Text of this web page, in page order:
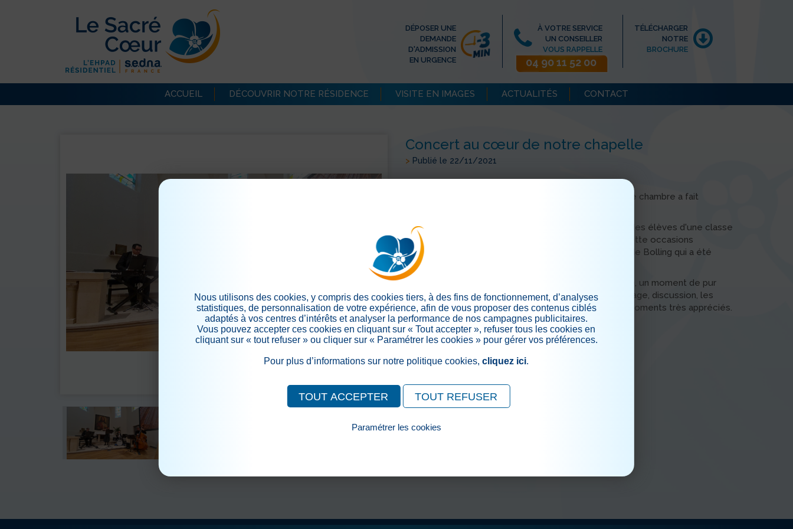
DÉPOSER UNE
DEMANDE
D'ADMISSION
EN URGENCE
À VOTRE SERVICE
UN CONSEILLER
VOUS RAPPELLE
04 90 11 52 00
TÉLÉCHARGER
NOTRE
BROCHURE
ACCUEIL DÉCOUVRIR NOTRE RÉSIDENCE VISITE EN IMAGES ACTUALITÉS CONTACT
Concert au cœur de notre chapelle
> Publié le 22/11/2021
Vendredi 19 novembre 2021, un concert de musique de chambre a fait
Pour le plus grand plaisir de nos résidents, mais aussi des élèves d'une classe
BAC Pro animation du lycée Aristide Briand, venus à cette occasions
accompagner les résidents. C'est une œuvre de Claude Bolling qui a été
joué.
Ambiance de jazz, flûte, piano, batterie et contrebasse, un moment de pur
bonheur, un buffet sucré a clôturé cet après-midi, partage, discussion, les
rencontres inter générationnelles sont toujours des moments très appréciés.
> Retour aux actualités
Partager sur les réseaux sociaux
Nous utilisons des cookies, y compris des cookies tiers, à des fins de fonctionnement, d’analyses
statistiques, de personnalisation de votre expérience, afin de vous proposer des contenus ciblés
adaptés à vos centres d’intérêts et analyser la performance de nos campagnes publicitaires.
Vous pouvez accepter ces cookies en cliquant sur « Tout accepter », refuser tous les cookies en
cliquant sur « tout refuser » ou cliquer sur « Paramétrer les cookies » pour gérer vos préférences.
Pour plus d’informations sur notre politique cookies,cliquez ici.
TOUT ACCEPTER TOUT REFUSER
Paramétrer les cookies